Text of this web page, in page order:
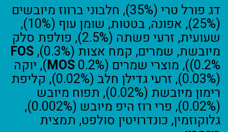
דג פורל טרי (35%), חלבוני ברווז מיובשים
(25%), אפונה, בטטות, שומן עוף (10%),
שעועית, זרעי פשתה (2.5%), פולפת סלק
מיובשת, שמרים, קמח אצות (0.3%), FOS
(0.2%), מוצרי שמרים ( MOS0.2%), יוקה
(0.03%), זרעי גדילן חלב (0.02%), קליפת
רימון מיובשת (0.02%), תפוח מיובש
(0.02%), פרי רוז היפ מיובש (0.002%),
גלוקוזמין, כונדרויטין סולפט, תמצית